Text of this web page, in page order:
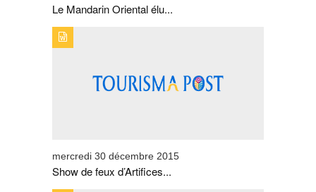
Le Mandarin Oriental élu...
mercredi 30 décembre 2015
Show de feux d’Artifices...